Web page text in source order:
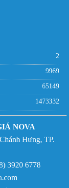
2
9969
65149
1473332
NOVA
Hưng, TP.
3920 6778